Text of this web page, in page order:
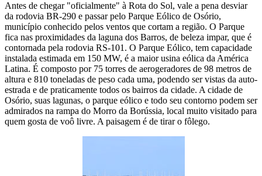
Antes de chegar "oficialmente" à Rota do Sol, vale a pena desviar
da rodovia BR-290 e passar pelo Parque Eólico de Osório,
município conhecido pelos ventos que cortam a região. O Parque
fica nas proximidades da laguna dos Barros, de beleza impar, que é
contornada pela rodovia RS-101. O Parque Eólico, tem capacidade
instalada estimada em 150 MW, é a maior usina eólica da América
Latina. É composto por 75 torres de aerogeradores de 98 metros de
altura e 810 toneladas de peso cada uma, podendo ser vistas da auto-
estrada e de praticamente todos os bairros da cidade. A cidade de
Osório, suas lagunas, o parque eólico e todo seu contorno podem ser
admirados na rampa do Morro da Borússia, local muito visitado para
quem gosta de voô livre. A paisagem é de tirar o fôlego.